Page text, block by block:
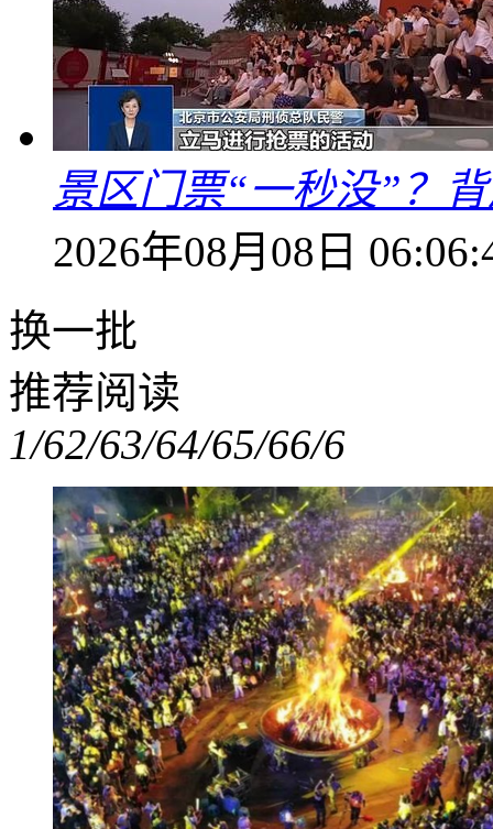
景区门票“一秒没”？
2026年08月08日
换一批
推荐阅读
1/62/63/64/65/66/6